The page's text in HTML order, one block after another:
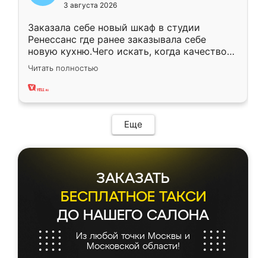
3 августа 2026
Заказала себе новый шкаф в студии
Ренессанс где ранее заказывала себе
новую кухню.Чего искать, когда качеством
вполне довольна. Служит кухня уже почти
два года, нареканий нет.
Читать полностью
Еще
ЗАКАЗАТЬ
БЕСПЛАТНОЕ ТАКСИ
ДО НАШЕГО САЛОНА
Из любой точки Москвы и
Московской области!